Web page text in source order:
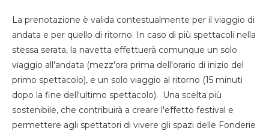
La prenotazione è valida contestualmente per il viaggio di
andata e per quello di ritorno. In caso di più spettacoli nella
stessa serata, la navetta effettuerà comunque un solo
viaggio all'andata (mezz'ora prima dell'orario di inizio del
primo spettacolo), e un solo viaggio al ritorno (15 minuti
dopo la fine dell'ultimo spettacolo). Una scelta più
sostenibile, che contribuirà a creare l'effetto festival e
permettere agli spettatori di vivere gli spazi delle Fonderie